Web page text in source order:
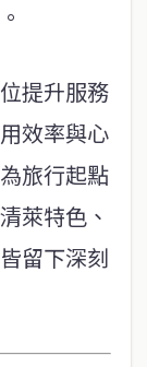
提升服務
效率與心
旅行起點
萊特色、
留下深刻